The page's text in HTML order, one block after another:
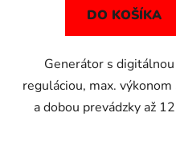
DO KOŠÍKA
Generátor s
reguláciou, max.
a dobou prevádzky až